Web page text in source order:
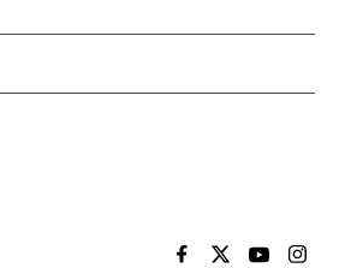
EL PAÍS BRASIL EN
EL PAÍSEL PAÍS
EL